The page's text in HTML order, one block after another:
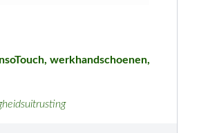
werkhandschoenen,